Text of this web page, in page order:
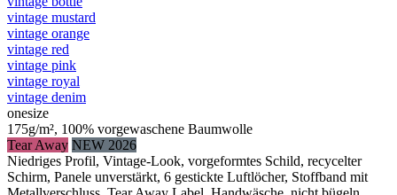
vintage mustard
vintage orange
vintage red
vintage pink
vintage royal
vintage denim
onesize
175g/m², 100% vorgewaschene Baumwolle
Tear Away NEW 2026
Niedriges Profil, Vintage-Look, vorgeformtes Schild, recycelter
Schirm, Panele unverstärkt, 6 gestickte Luftlöcher, Stoffband mit